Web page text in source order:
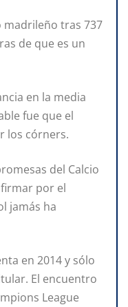
madrileño tras 737
de que es un
en la media
fue que el
los córners.
del Calcio
por el
jamás ha
en 2014 y sólo
El encuentro
League